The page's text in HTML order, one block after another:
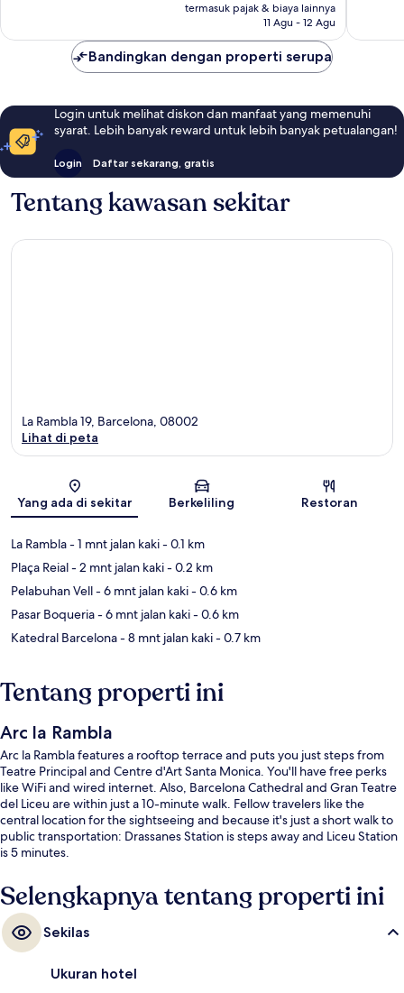
Rp2.627.953
termasuk pajak & biaya lainnya
11 Agu - 12 Agu
Bandingkan dengan properti serupa
Login untuk melihat diskon dan manfaat yang memenuhi
syarat. Lebih banyak reward untuk lebih banyak petualangan!
Login Daftar sekarang, gratis
Tentang kawasan sekitar
Peta
La Rambla 19, Barcelona, 08002
Lihat di peta
Yang ada di sekitar Berkeliling Restoran
La Rambla- 1 mnt jalan kaki- 0.1 km
Plaça Reial- 2 mnt jalan kaki- 0.2 km
Pelabuhan Vell- 6 mnt jalan kaki- 0.6 km
Pasar Boqueria- 6 mnt jalan kaki- 0.6 km
Katedral Barcelona- 8 mnt jalan kaki- 0.7 km
Tentang properti ini
Arc la Rambla
Arc la Rambla features a rooftop terrace and puts you just steps from
Teatre Principal and Centre d'Art Santa Monica. You'll have free perks
like WiFi and wired internet. Also, Barcelona Cathedral and Gran Teatre
del Liceu are within just a 10-minute walk. Fellow travelers like the
central location for the sightseeing and because it's just a short walk to
public transportation: Drassanes Station is steps away and Liceu Station
is 5 minutes.
Selengkapnya tentang properti ini
Sekilas
Ukuran hotel